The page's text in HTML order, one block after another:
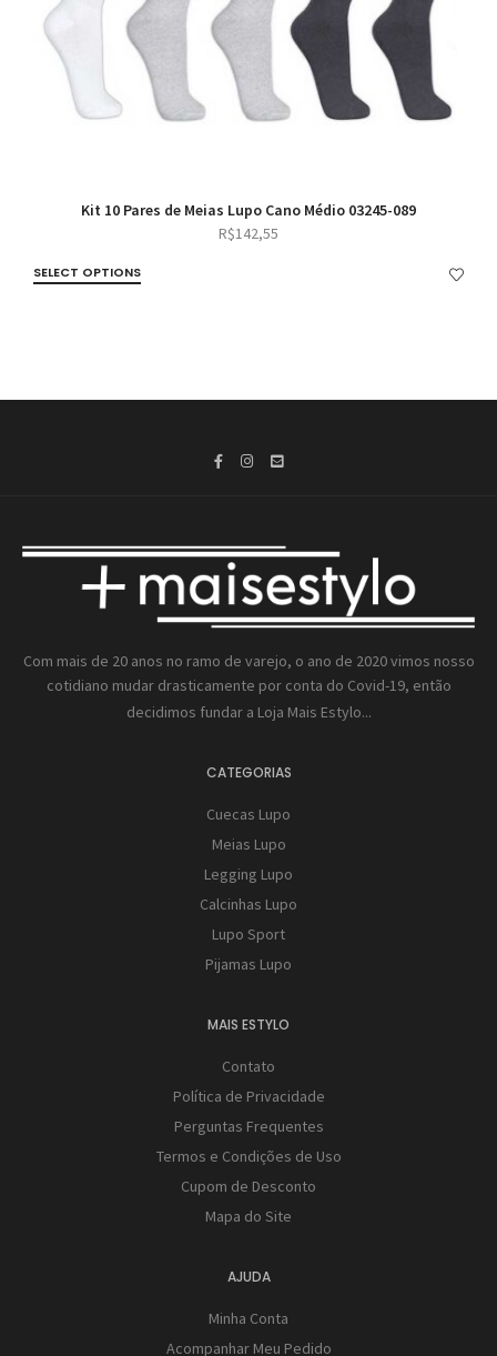
Kit 10 Pares de Meias Lupo Cano Médio 03245-089
R$142,55
SELECT OPTIONS
Com mais de 20 anos no ramo de varejo, o ano de 2020 vimos nosso
cotidiano mudar drasticamente por conta do Covid-19, então
decidimos fundar a Loja Mais Estylo...
CATEGORIAS
Cuecas Lupo
Meias Lupo
Legging Lupo
Calcinhas Lupo
Lupo Sport
Pijamas Lupo
MAIS ESTYLO
Contato
Política de Privacidade
Perguntas Frequentes
Termos e Condições de Uso
Cupom de Desconto
Mapa do Site
AJUDA
Minha Conta
Acompanhar Meu Pedido